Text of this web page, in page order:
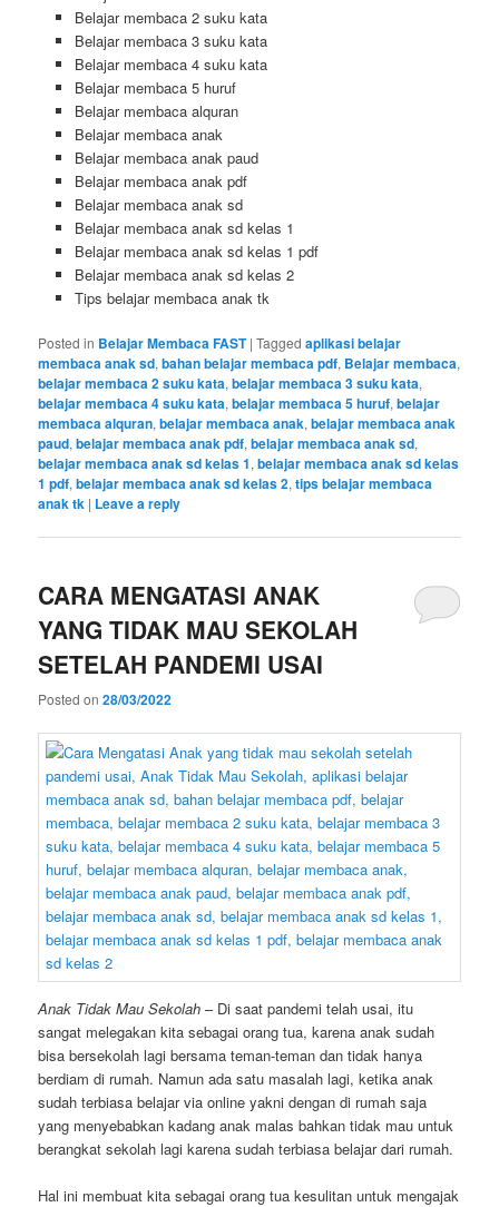
Belajar membaca 2 suku kata
Belajar membaca 3 suku kata
Belajar membaca 4 suku kata
Belajar membaca 5 huruf
Belajar membaca alquran
Belajar membaca anak
Belajar membaca anak paud
Belajar membaca anak pdf
Belajar membaca anak sd
Belajar membaca anak sd kelas 1
Belajar membaca anak sd kelas 1 pdf
Belajar membaca anak sd kelas 2
Tips belajar membaca anak tk
Posted in Belajar Membaca FAST |Tagged aplikasi belajar
membaca anak sd,bahan belajar membaca pdf, Belajar membaca,
belajar membaca 2 suku kata,belajar membaca 3 suku kata,
belajar membaca 4 suku kata,belajar membaca 5 huruf,belajar
membaca alquran,belajar membaca anak,belajar membaca anak
paud,belajar membaca anak pdf,belajar membaca anak sd,
belajar membaca anak sd kelas 1,belajar membaca anak sd kelas
1 pdf,belajar membaca anak sd kelas 2,tips belajar membaca
anak tk | Leave a reply
CARA MENGATASI ANAK
YANG TIDAK MAU SEKOLAH
SETELAH PANDEMI USAI
Posted on28/03/2022
Anak Tidak Mau Sekolah – Di saat pandemi telah usai, itu
sangat melegakan kita sebagai orang tua, karena anak sudah
bisa bersekolah lagi bersama teman-teman dan tidak hanya
berdiam di rumah. Namun ada satu masalah lagi, ketika anak
sudah terbiasa belajar via online yakni dengan di rumah saja
yang menyebabkan kadang anak malas bahkan tidak mau untuk
berangkat sekolah lagi karena sudah terbiasa belajar dari rumah.
Hal ini membuat kita sebagai orang tua kesulitan untuk mengajak